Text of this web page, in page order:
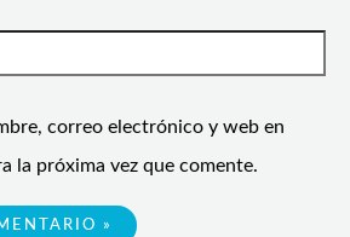
correo electrónico y web en
la próxima vez que comente.